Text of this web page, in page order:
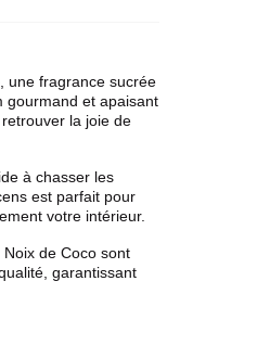
une fragrance sucrée
gourmand et apaisant
la joie de
à chasser les
est parfait pour
votre intérieur.
Noix de Coco sont
garantissant